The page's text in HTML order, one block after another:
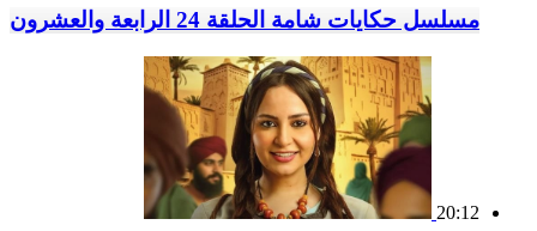
مسلسل حكايات شامة الحلقة 24 الرابعة والعشرون
20:12